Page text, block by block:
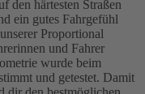
den härtesten Straßen
ein gutes Fahrgefühl
Proportional
und Fahrer
wurde beim
und getestet. Damit